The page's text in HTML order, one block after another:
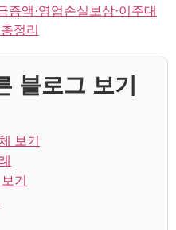
증액·영업손실보상·이주대
정리
블로그 보기
보기
기